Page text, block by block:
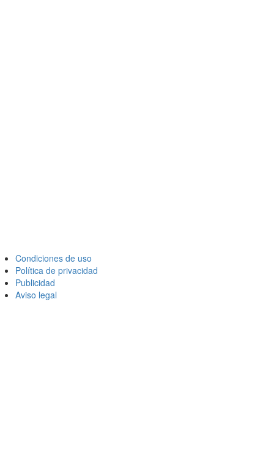
Condiciones de uso
Política de privacidad
Publicidad
Aviso legal